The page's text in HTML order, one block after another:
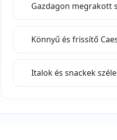
Gazdagon megrakott
Könnyű és frissítő
Italok és snackek